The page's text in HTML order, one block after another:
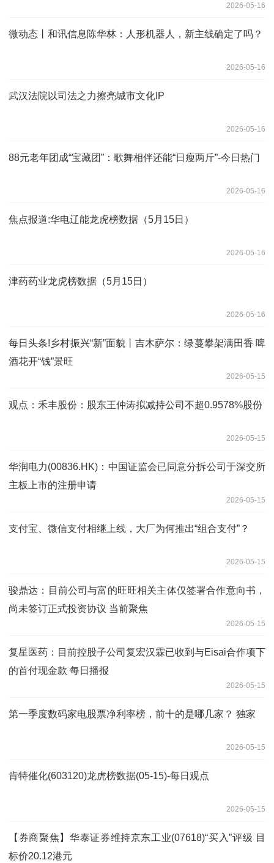
2026-05-16
微动态丨和讯信息陈华林：人形机器人，新主线确定了吗？
2026-05-16
武汉法院以司法之力擦亮城市文化IP
2026-05-16
88元老年团成“宝藏团”：歌舞相伴还能“日瘦两斤”-今日热门
2026-05-16
焦点报道:华电辽能龙虎榜数据（5月15日）
2026-05-16
津药药业龙虎榜数据（5月15日）
2026-05-16
每日头条!乡村振兴“新”面貌丨吉木萨尔：绿蔓攀架满田香 啤
酒花开“钱”景旺
2026-05-15
观点：禾丰股份：股东王仲涛拟减持公司不超0.9578%股份
2026-05-15
华润电力(00836.HK)：中国证监会已同意分拆公司于深交所
主板上市的注册申请
2026-05-15
支付宝、微信支付相继上线，大厂为何推出“组合支付”？
2026-05-15
骏鼎达：目前公司与富的旺旺相关主体仅签署合作意向书，
尚未签订正式投资协议 当前聚焦
2026-05-15
复星医药：目前控股子公司复宏汉霖已收到与Eisai合作项下
的首付现金款 每日播报
2026-05-15
第一季度数码家电股票净利率榜，前十的是哪几家？ 独家
2026-05-15
肯特催化(603120)龙虎榜数据(05-15)-每日观点
2026-05-15
【券商聚焦】华泰证券维持京东工业(07618)“买入”评级 目
标价20.12港元